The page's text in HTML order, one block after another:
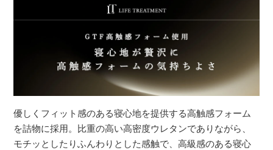
優しくフィット感のある寝心地を提供する高触感フォーム
を詰物に採用。比重の高い高密度ウレタンでありながら、
モチッとしたりふんわりとした感触で、高級感のある寝心